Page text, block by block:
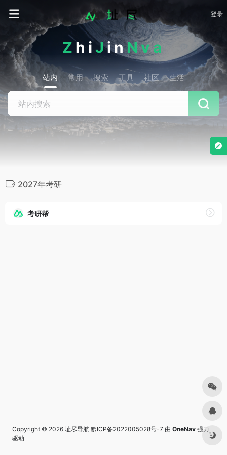
登录
ZhiJinNva
站内 常用 搜索 工具 社区 生活
2027年考研
考研帮
Copyright © 2026 址尽导航 黔ICP备2022005028号-7 由 OneNav 强力
驱动